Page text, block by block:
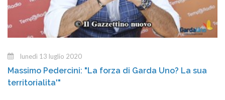
lunedì 13 luglio 2020
Massimo Pedercini: "La forza di Garda Uno? La sua
territorialita'"